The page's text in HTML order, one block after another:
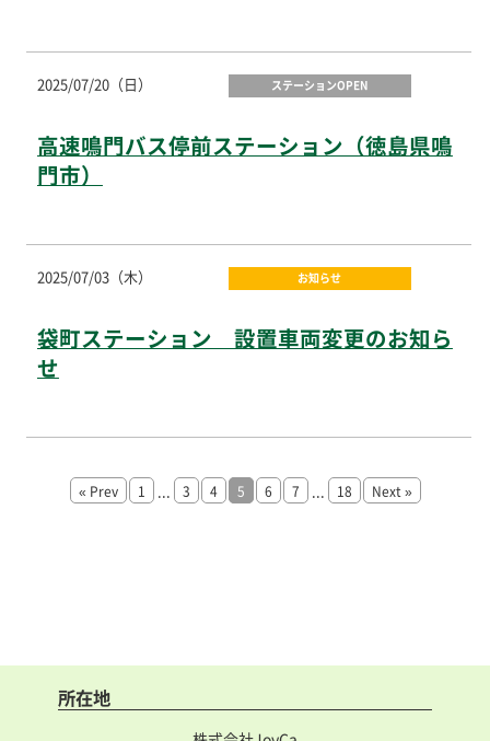
2025/07/20（日） ステーションOPEN
高速鳴門バス停前ステーション（徳島県鳴
門市）
2025/07/03（木） お知らせ
袋町ステーション 設置車両変更のお知ら
せ
« Prev 1 ... 3 4 5 6 7 ... 18 Next »
所在地